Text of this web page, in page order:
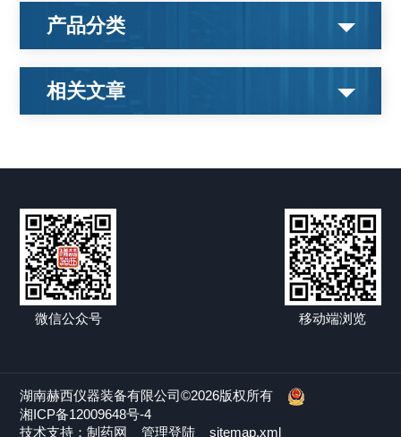
产品分类
相关文章
微信公众号 移动端浏览
湖南赫西仪器装备有限公司©2026版权所有
湘ICP备12009648号-4
技术支持：制药网 管理登陆 sitemap.xml